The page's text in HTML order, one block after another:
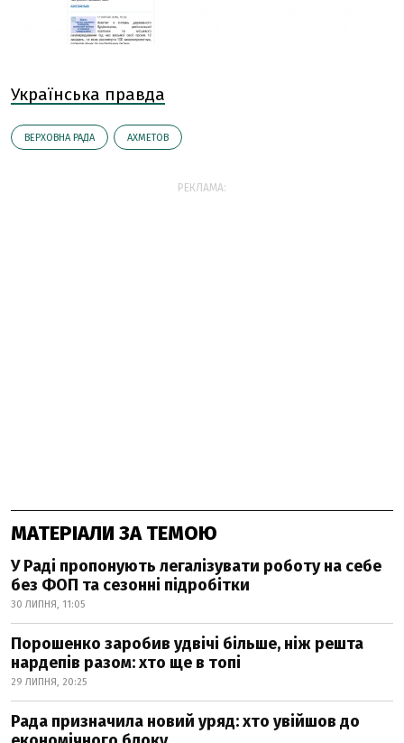
Українська правда
ВЕРХОВНА РАДА АХМЕТОВ
РЕКЛАМА:
МАТЕРІАЛИ ЗА ТЕМОЮ
У Раді пропонують легалізувати роботу на себе
без ФОП та сезонні підробітки
30 ЛИПНЯ, 11:05
Порошенко заробив удвічі більше, ніж решта
нардепів разом: хто ще в топі
29 ЛИПНЯ, 20:25
Рада призначила новий уряд: хто увійшов до